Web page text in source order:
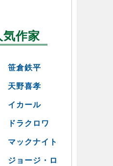
作家
笹倉鉄平
天野喜孝
イカール
ドラクロワ
マックナイト
ジョージ・ロ